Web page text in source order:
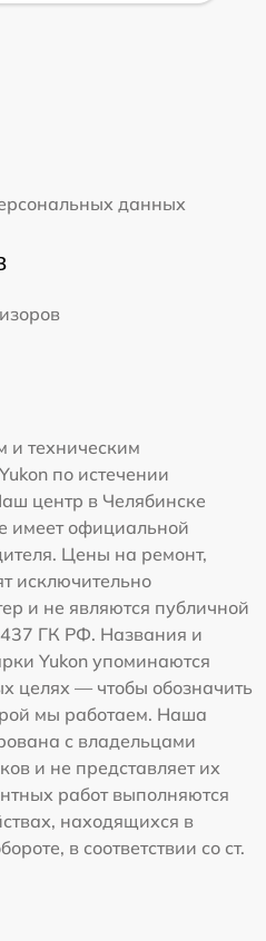
данных
и техническим
по истечении
центр в Челябинске
имеет официальной
Цены на ремонт,
исключительно
и не являются публичной
437 ГК РФ. Названия и
Yukon упоминаются
целях — чтобы обозначить
мы работаем. Наша
с владельцами
и не представляет их
работ выполняются
находящихся в
в соответствии со ст.